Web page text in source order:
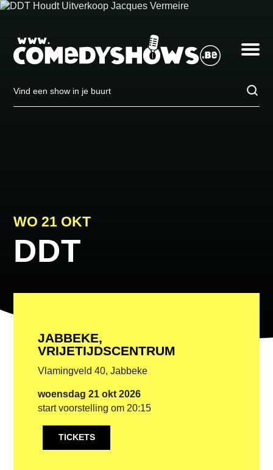
een
show
WO 21 OKT
DDT
21
oktober
in
Vrijetijdscentrum
DDT
JABBEKE,
VRIJETIJDSCENTRUM
Vlamingveld 40, Jabbeke
woensdag 21 okt 2026
start voorstelling om 20:15
TICKETS